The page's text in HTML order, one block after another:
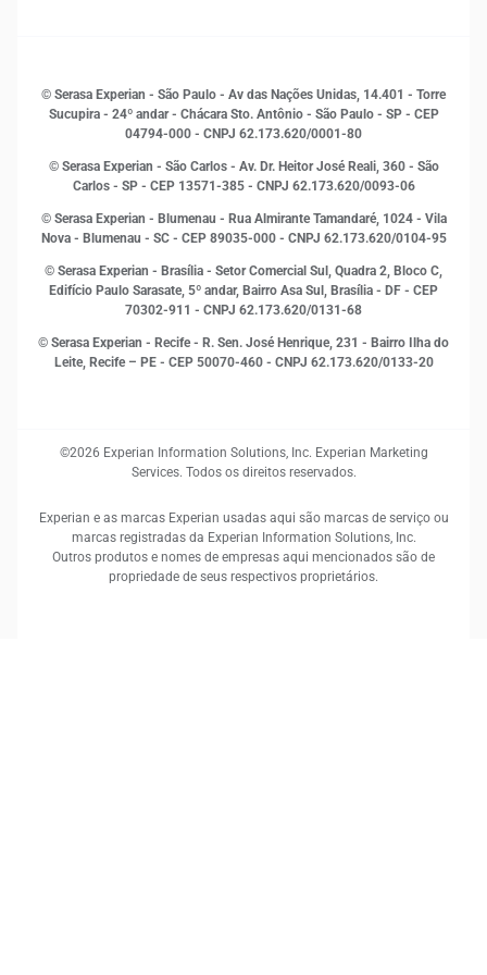
Inovação e Tecnologia
Leis e impostos
Marketing
Open Finance
Proteção de Dados
Sustentabilidade Corporativa
© Serasa Experian - São Paulo - Av das Nações Unidas, 14.401 - Torre
Sucupira - 24º andar - Chácara Sto. Antônio - São Paulo - SP - CEP
04794-000 - CNPJ 62.173.620/0001-80
© Serasa Experian - São Carlos - Av. Dr. Heitor José Reali, 360 - São
Carlos - SP - CEP 13571-385 - CNPJ 62.173.620/0093-06
© Serasa Experian - Blumenau - Rua Almirante Tamandaré, 1024 - Vila
Nova - Blumenau - SC - CEP 89035-000 - CNPJ 62.173.620/0104-95
© Serasa Experian - Brasília - Setor Comercial Sul, Quadra 2, Bloco C,
Edifício Paulo Sarasate, 5º andar, Bairro Asa Sul, Brasília - DF - CEP
70302-911 - CNPJ 62.173.620/0131-68
© Serasa Experian - Recife - R. Sen. José Henrique, 231 - Bairro Ilha do
Leite, Recife – PE - CEP 50070-460 - CNPJ 62.173.620/0133-20
©2026 Experian Information Solutions, Inc. Experian Marketing
Services. Todos os direitos reservados.
Experian e as marcas Experian usadas aqui são marcas de serviço ou
marcas registradas da Experian Information Solutions, Inc.
Outros produtos e nomes de empresas aqui mencionados são de
propriedade de seus respectivos proprietários.